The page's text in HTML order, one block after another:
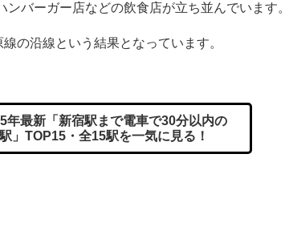
バーガー店などの飲食店が立ち並んでいます。
の沿線という結果となっています。
年最新「新宿駅まで電車で30分以内の
」TOP15・全15駅を一気に見る！